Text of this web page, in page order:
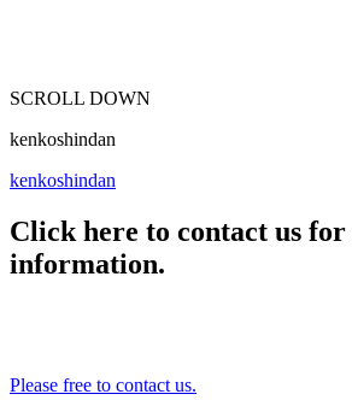
SCROLL DOWN
kenkoshindan
kenkoshindan
Click here to contact us for
information.
Please free to contact us.